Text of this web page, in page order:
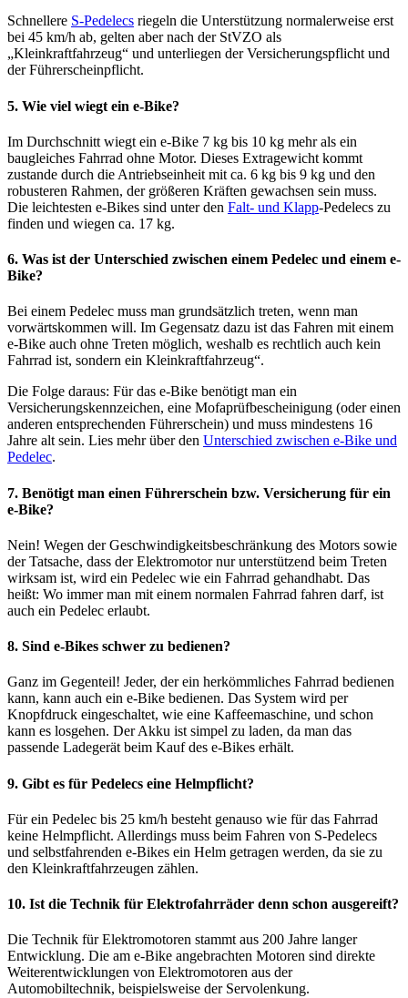
Schnellere S-Pedelecs riegeln die Unterstützung normalerweise erst
bei 45 km/h ab, gelten aber nach der StVZO als
„Kleinkraftfahrzeug“ und unterliegen der Versicherungspflicht und
der Führerscheinpflicht.
5. Wie viel wiegt ein e-Bike?
Im Durchschnitt wiegt ein e-Bike 7 kg bis 10 kg mehr als ein
baugleiches Fahrrad ohne Motor. Dieses Extragewicht kommt
zustande durch die Antriebseinheit mit ca. 6 kg bis 9 kg und den
robusteren Rahmen, der größeren Kräften gewachsen sein muss.
Die leichtesten e-Bikes sind unter den Falt- und Klapp-Pedelecs zu
finden und wiegen ca. 17 kg.
6. Was ist der Unterschied zwischen einem Pedelec und einem e-
Bike?
Bei einem Pedelec muss man grundsätzlich treten, wenn man
vorwärtskommen will. Im Gegensatz dazu ist das Fahren mit einem
e-Bike auch ohne Treten möglich, weshalb es rechtlich auch kein
Fahrrad ist, sondern ein Kleinkraftfahrzeug“.
Die Folge daraus: Für das e-Bike benötigt man ein
Versicherungskennzeichen, eine Mofaprüfbescheinigung (oder einen
anderen entsprechenden Führerschein) und muss mindestens 16
Jahre alt sein. Lies mehr über den Unterschied zwischen e-Bike und
Pedelec.
7. Benötigt man einen Führerschein bzw. Versicherung für ein
e-Bike?
Nein! Wegen der Geschwindigkeitsbeschränkung des Motors sowie
der Tatsache, dass der Elektromotor nur unterstützend beim Treten
wirksam ist, wird ein Pedelec wie ein Fahrrad gehandhabt. Das
heißt: Wo immer man mit einem normalen Fahrrad fahren darf, ist
auch ein Pedelec erlaubt.
8. Sind e-Bikes schwer zu bedienen?
Ganz im Gegenteil! Jeder, der ein herkömmliches Fahrrad bedienen
kann, kann auch ein e-Bike bedienen. Das System wird per
Knopfdruck eingeschaltet, wie eine Kaffeemaschine, und schon
kann es losgehen. Der Akku ist simpel zu laden, da man das
passende Ladegerät beim Kauf des e-Bikes erhält.
9. Gibt es für Pedelecs eine Helmpflicht?
Für ein Pedelec bis 25 km/h besteht genauso wie für das Fahrrad
keine Helmpflicht. Allerdings muss beim Fahren von S-Pedelecs
und selbstfahrenden e-Bikes ein Helm getragen werden, da sie zu
den Kleinkraftfahrzeugen zählen.
10. Ist die Technik für Elektrofahrräder denn schon ausgereift?
Die Technik für Elektromotoren stammt aus 200 Jahre langer
Entwicklung. Die am e-Bike angebrachten Motoren sind direkte
Weiterentwicklungen von Elektromotoren aus der
Automobiltechnik, beispielsweise der Servolenkung.